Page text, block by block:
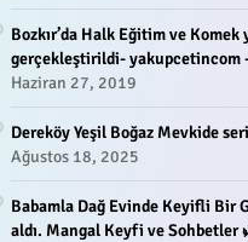
Bozkır’da Halk Eğitim ve Komek
gerçekleştirildi- yakupcetincom
Haziran 27, 2019
Dereköy Yeşil Boğaz Mevkide
Ağustos 18, 2025
Babamla Dağ Evinde Keyifli Bir
aldı. Mangal Keyfi ve Sohbetler